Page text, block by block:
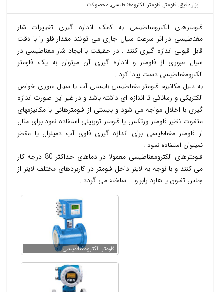
ابزار دقیق, فلومتر, فلومتر الکترومغناطیسی, محصولات
فلومترهای الکترومناطیسی به کمک اندازه گیری تغییرات شار
مغناطیسی در اثر سرعت سیال جاری می توانند مقدار فلو را با دقت
قابل قبولی اندازه گیری کنند . در حقیقت با ایجاد شار مغناطیسی در
سیال عبوری از فلومتر و اندازه گیری آن میتوان به یک فلومتر
الکترومغناطیسی دست پیدا کرد .
به دلیل مکانیزم فلومتر مغناطیسی بایستی آب یا سیال عبوری خواص
الکتریکی و رسانائی تا اندازه ای داشته باشد و در غیر این صورت اندازه
گیری با اخلال مواجه می شود و بایستی از فلومترهائی با مکانیزمهای
متفاوت نظیر فلومتر ورتکس یا فلومتر توربینی استفاده نمود برای مثال
از فلومتر مغناطیسی برای اندازه گیری فلوی آب دمینرال یا مقطر
نمیتوان استفاده نمود .
فلومترهای الکترومغناطیسی معمولا در دماهای حداکثر 80 درجه کار
می کنند و با توجه به لاینر داخل فلومتر در کاربردهای مختلف لاینر از
جنس تفلون یا هارد رابر و … ساخته می گردد .
فلومتر الکترومغناطیسی